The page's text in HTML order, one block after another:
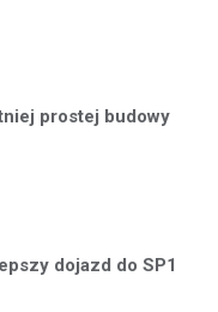
prostej budowy
dojazd do SP1